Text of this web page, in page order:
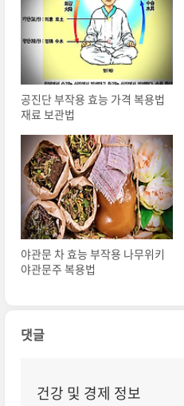
공진단 부작용 효능 가격 복용법
재료 보관법
야관문 차 효능 부작용 나무위키
야관문주 복용법
댓글
건강 및 경제 정보